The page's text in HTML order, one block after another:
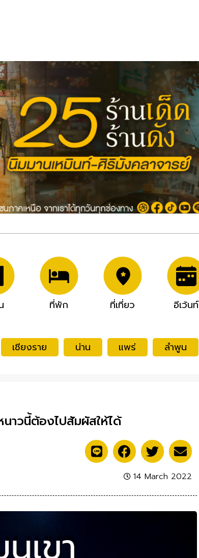
ที่พัก ที่เที่ยว อีเว้นท์
เชียงราย น่าน แพร่ ลำพูน
าวนี้ต้องไปสัมผัสให้ได้
14 March 2022